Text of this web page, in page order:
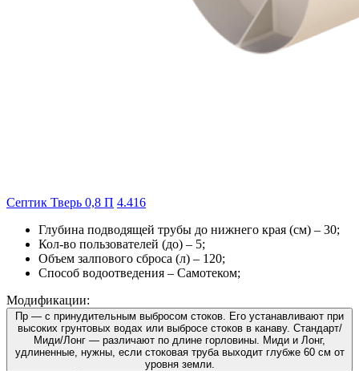
Септик Тверь 0,8 П 4.416
Глубина подводящей трубы до нижнего края (см) – 30;
Кол-во пользователей (до) – 5;
Объем залпового сброса (л) – 120;
Способ водоотведения – Самотеком;
Модификации:
Пр — с принудительным выбросом стоков. Его устанавливают при
высоких грунтовых водах или выбросе стоков в канаву. Стандарт/
Миди/Лонг — различают по длине горловины. Миди и Лонг,
удлиненные, нужны, если стоковая труба выходит глубже 60 см от
уровня земли.